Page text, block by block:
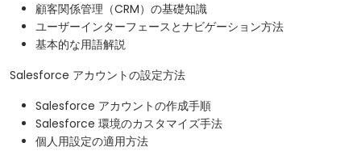
顧客関係管理（CRM）の基礎知識
ユーザーインターフェースとナビゲーション方法
基本的な用語解説
Salesforce アカウントの設定方法
Salesforce アカウントの作成手順
Salesforce 環境のカスタマイズ手法
個人用設定の適用方法